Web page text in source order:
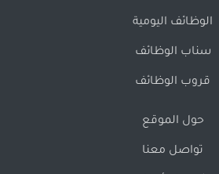
الوظائف اليومية
سناب الوظائف
قروب الوظائف
حول الموقع
تواصل معنا